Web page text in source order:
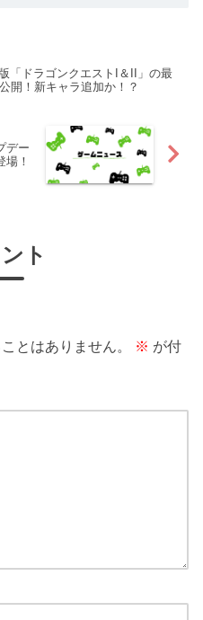
「ドラゴンクエストI＆II」の最
開！新キャラ追加か！？
デー
場！
ト
とはありません。 ※ が付